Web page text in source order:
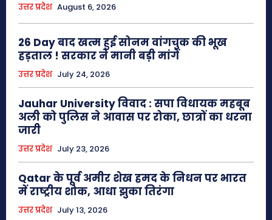
उत्तर प्रदेश August 6, 2026
26 Day बाद खत्म हुई सोनम वांगचुक की भूख
हड़ताल ! सरकार ने मानी बड़ी मांगें
उत्तर प्रदेश July 24, 2026
Jauhar University विवाद : सपा विधायक महबूब
अली को पुलिस ने आवास पर रोका, छात्रों का धरना
जारी
उत्तर प्रदेश July 23, 2026
Qatar के पूर्व अमीर शेख हमद के निधन पर भारत
में राष्ट्रीय शोक, आधा झुका तिरंगा
उत्तर प्रदेश July 13, 2026